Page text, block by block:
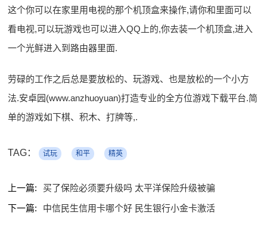
这个你可以在家里用电视的那个机顶盒来操作,请你和里面可以
看电视,可以玩游戏也可以进入QQ上的,你去装一个机顶盒,进入
一个光鲜进入到路由器里面.
劳碌的工作之后总是要放松的、玩游戏、也是放松的一个小方
法.安卓园(www.anzhuoyuan)打造专业的全方位游戏下载平台.简
单的游戏如下棋、积木、打牌等,.
TAG： 试玩 和平 精英
上一篇:
买了保险必须要升级吗 太平洋保险升级被骗
下一篇:
中信民生信用卡哪个好 民生银行小金卡激活